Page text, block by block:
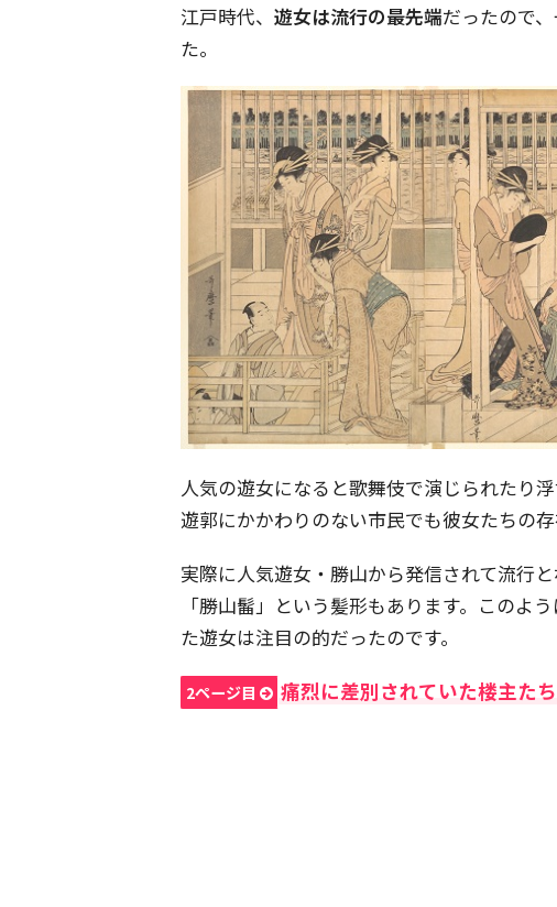
江戸時代、 遊女は流行の最先端だったので
た。
人気の遊女になると歌舞伎で演じられたり
遊郭にかかわりのない市民でも彼女たちの存
実際に人気遊女・勝山から発信されて流行
「勝山髷」という髪形もあります。このよ
た遊女は注目の的だったのです。
2ページ目 痛烈に差別されていた楼主たち